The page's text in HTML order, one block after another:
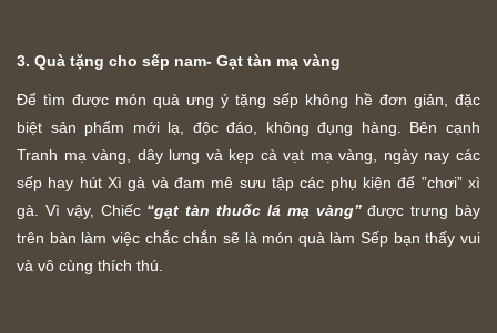
3. Quà tặng cho sếp nam- Gạt tàn mạ vàng
Để tìm được món quà ưng ý tặng sếp không hề đơn giản, đặc
biệt sản phẩm mới lạ, độc đáo, không đụng hàng. Bên cạnh
Tranh mạ vàng, dây lưng và kẹp cà vạt mạ vàng, ngày nay các
sếp hay hút Xì gà và đam mê sưu tập các phụ kiện để ”chơi” xì
gà. Vì vậy, Chiếc “gạt tàn thuốc lá mạ vàng”được trưng bày
trên bàn làm việc chắc chắn sẽ là món quà làm Sếp bạn thấy vui
và vô cùng thích thú.